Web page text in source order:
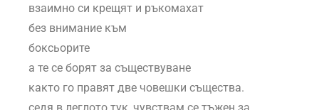
взаимно си крещят и ръкомахат
без внимание към
боксьорите
а те се борят за съществуване
както го правят две човешки същества.